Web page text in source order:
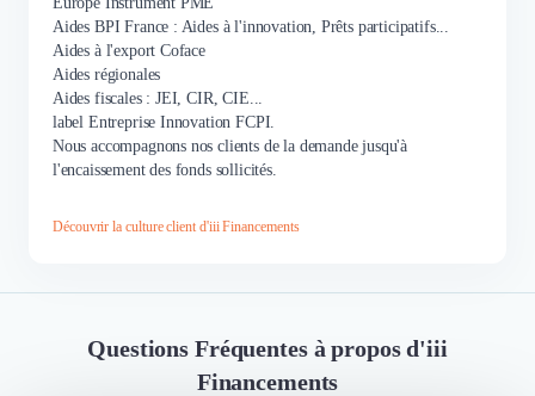
Aides BPI France : Aides à l'innovation, Prêts participatifs...
Aides à l'export Coface
Aides régionales
Aides fiscales : JEI, CIR, CIE...
label Entreprise Innovation FCPI.
Nous accompagnons nos clients de la demande jusqu'à
l'encaissement des fonds sollicités.
Découvrir la culture client d'iii Financements
Questions Fréquentes à propos d'iii
Financements